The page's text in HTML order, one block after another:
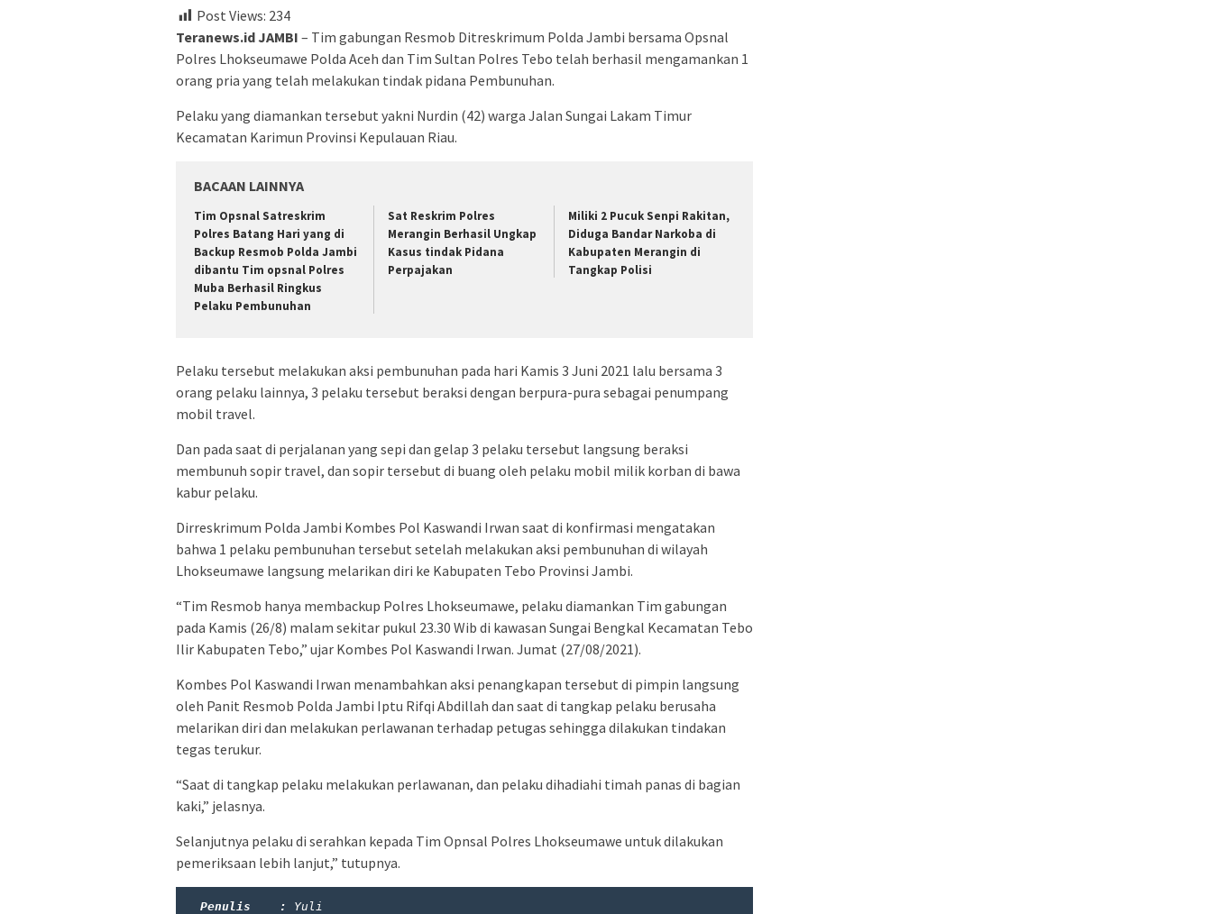
Post Views: 234
Teranews.id JAMBI – Tim gabungan Resmob Ditreskrimum Polda Jambi bersama Opsnal
Polres Lhokseumawe Polda Aceh dan Tim Sultan Polres Tebo telah berhasil mengamankan 1
orang pria yang telah melakukan tindak pidana Pembunuhan.
Pelaku yang diamankan tersebut yakni Nurdin (42) warga Jalan Sungai Lakam Timur
Kecamatan Karimun Provinsi Kepulauan Riau.
BACAAN LAINNYA
Tim Opsnal Satreskrim
Polres Batang Hari yang di
Backup Resmob Polda Jambi
dibantu Tim opsnal Polres
Muba Berhasil Ringkus
Pelaku Pembunuhan
Sat Reskrim Polres
Merangin Berhasil Ungkap
Kasus tindak Pidana
Perpajakan
Miliki 2 Pucuk Senpi Rakitan,
Diduga Bandar Narkoba di
Kabupaten Merangin di
Tangkap Polisi
Pelaku tersebut melakukan aksi pembunuhan pada hari Kamis 3 Juni 2021 lalu bersama 3
orang pelaku lainnya, 3 pelaku tersebut beraksi dengan berpura-pura sebagai penumpang
mobil travel.
Dan pada saat di perjalanan yang sepi dan gelap 3 pelaku tersebut langsung beraksi
membunuh sopir travel, dan sopir tersebut di buang oleh pelaku mobil milik korban di bawa
kabur pelaku.
Dirreskrimum Polda Jambi Kombes Pol Kaswandi Irwan saat di konfirmasi mengatakan
bahwa 1 pelaku pembunuhan tersebut setelah melakukan aksi pembunuhan di wilayah
Lhokseumawe langsung melarikan diri ke Kabupaten Tebo Provinsi Jambi.
“Tim Resmob hanya membackup Polres Lhokseumawe, pelaku diamankan Tim gabungan
pada Kamis (26/8) malam sekitar pukul 23.30 Wib di kawasan Sungai Bengkal Kecamatan Tebo
Ilir Kabupaten Tebo,” ujar Kombes Pol Kaswandi Irwan. Jumat (27/08/2021).
Kombes Pol Kaswandi Irwan menambahkan aksi penangkapan tersebut di pimpin langsung
oleh Panit Resmob Polda Jambi Iptu Rifqi Abdillah dan saat di tangkap pelaku berusaha
melarikan diri dan melakukan perlawanan terhadap petugas sehingga dilakukan tindakan
tegas terukur.
“Saat di tangkap pelaku melakukan perlawanan, dan pelaku dihadiahi timah panas di bagian
kaki,” jelasnya.
Selanjutnya pelaku di serahkan kepada Tim Opnsal Polres Lhokseumawe untuk dilakukan
pemeriksaan lebih lanjut,” tutupnya.
Penulis    :
Yuli